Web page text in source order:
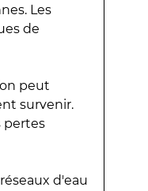
Les
de
peut
survenir.
pertes
d'eau